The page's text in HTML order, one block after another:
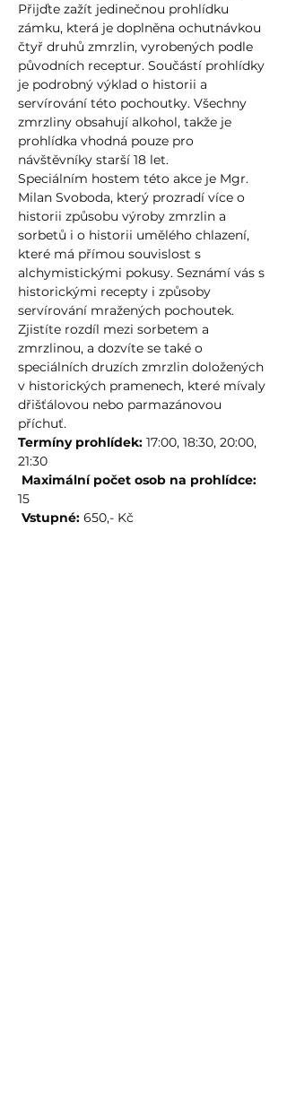
Přijďte zažít jedinečnou prohlídku
zámku, která je doplněna ochutnávkou
čtyř druhů zmrzlin, vyrobených podle
původních receptur. Součástí prohlídky
je podrobný výklad o historii a
servírování této pochoutky. Všechny
zmrzliny obsahují alkohol, takže je
prohlídka vhodná pouze pro
návštěvníky starší 18 let.
Speciálním hostem této akce je Mgr.
Milan Svoboda, který prozradí více o
historii způsobu výroby zmrzlin a
sorbetů i o historii umělého chlazení,
které má přímou souvislost s
alchymistickými pokusy. Seznámí vás s
historickými recepty i způsoby
servírování mražených pochoutek.
Zjistíte rozdíl mezi sorbetem a
zmrzlinou, a dozvíte se také o
speciálních druzích zmrzlin doložených
v historických pramenech, které mívaly
dřišťálovou nebo parmazánovou
příchuť.
Termíny prohlídek: 17:00, 18:30, 20:00,
21:30
Maximální počet osob na prohlídce:
15
Vstupné: 650,- Kč